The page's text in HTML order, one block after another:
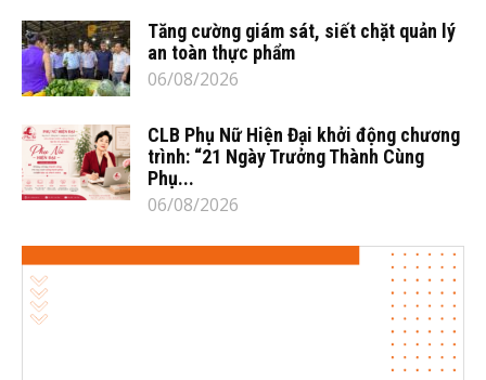
Tăng cường giám sát, siết chặt quản lý
an toàn thực phẩm
06/08/2026
CLB Phụ Nữ Hiện Đại khởi động chương
trình: “21 Ngày Trưởng Thành Cùng
Phụ...
06/08/2026